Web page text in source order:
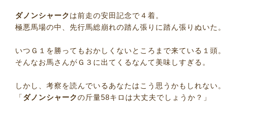
ダノンシャーク は前走の安田記念で４着。
極悪馬場の中、先行馬総崩れの踏ん張りに踏ん張りぬいた。
いつＧ１を勝ってもおかしくないところまで来ている１頭。
そんなお馬さんがＧ３に出てくるなんて美味しすぎる。
しかし、考察を読んでいるあなたはこう思うかもしれない。
「 ダノンシャークの斤量58キロは大丈夫でしょうか？」